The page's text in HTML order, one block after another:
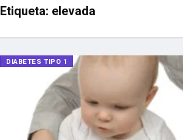
Etiqueta: elevada
DIABETES TIPO 1